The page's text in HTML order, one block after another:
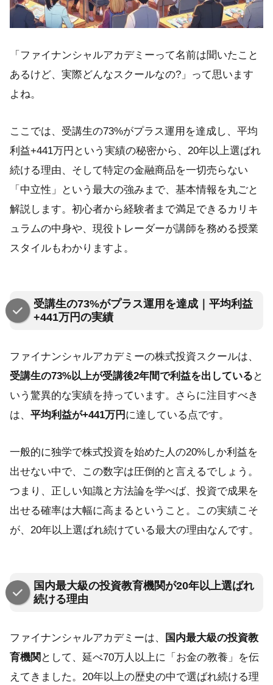
「ファイナンシャルアカデミーって名前は聞いたこと
あるけど、実際どんなスクールなの?」って思います
よね。
ここでは、受講生の73%がプラス運用を達成し、平均
利益+441万円という実績の秘密から、20年以上選ばれ
続ける理由、そして特定の金融商品を一切売らない
「中立性」という最大の強みまで、基本情報を丸ごと
解説します。初心者から経験者まで満足できるカリキ
ュラムの中身や、現役トレーダーが講師を務める授業
スタイルもわかりますよ。
受講生の73%がプラス運用を達成｜平均利益
+441万円の実績
ファイナンシャルアカデミーの株式投資スクールは、
受講生の73%以上が受講後2年間で利益を出している と
いう驚異的な実績を持っています。さらに注目すべき
は、 平均利益が+441万円 に達している点です。
一般的に独学で株式投資を始めた人の20%しか利益を
出せない中で、この数字は圧倒的と言えるでしょう。
つまり、正しい知識と方法論を学べば、投資で成果を
出せる確率は大幅に高まるということ。この実績こそ
が、20年以上選ばれ続けている最大の理由なんです。
国内最大級の投資教育機関が20年以上選ばれ
続ける理由
ファイナンシャルアカデミーは、
国内最大級の投資教
育機関 として、延べ70万人以上に「お金の教養」を伝
えてきました。20年以上の歴史の中で選ばれ続ける理